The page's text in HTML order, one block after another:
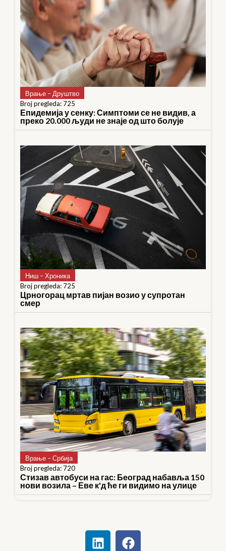
Врање – Друштво
Broj pregleda: 725
Епидемија у сенку: Симптоми се не видив, а
преко 20.000 људи не знаје од што болује
Ниш – Хроника
Broj pregleda: 725
Црногорац мртав пијан возио у супротан
смер
Врање – Србија
Broj pregleda: 720
Стизав автобуси на гас: Београд набавља 150
нови возила – Еве к'д ће ги видимо на улице